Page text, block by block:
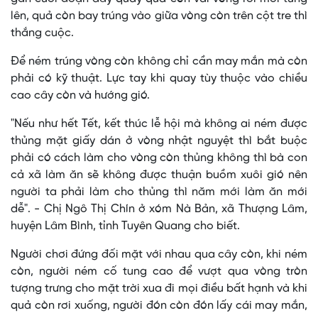
lên, quả còn bay trúng vào giữa vòng còn trên cột tre thì
thắng cuộc.
Để ném trúng vòng còn không chỉ cần may mắn mà còn
phải có kỹ thuật. Lực tay khi quay tùy thuộc vào chiều
cao cây còn và hướng gió.
"Nếu như hết Tết, kết thúc lễ hội mà không ai ném được
thủng mặt giấy dán ở vòng nhật nguyệt thì bắt buộc
phải có cách làm cho vòng còn thủng không thì bà con
cả xã làm ăn sẽ không được thuận buồm xuôi gió nên
người ta phải làm cho thủng thì năm mới làm ăn mới
dễ". - Chị Ngô Thị Chín ở xóm Nà Bản, xã Thượng Lâm,
huyện Lâm Bình, tỉnh Tuyên Quang cho biết.
Người chơi đứng đối mặt với nhau qua cây còn, khi ném
còn, người ném cố tung cao để vượt qua vòng tròn
tượng trưng cho mặt trời xua đi mọi điều bất hạnh và khi
quả còn rơi xuống, người đón còn đón lấy cái may mắn,